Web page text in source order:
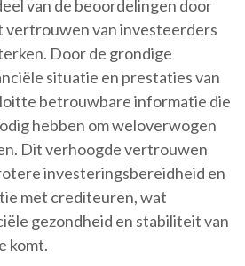
van de beoordelingen door
vertrouwen van investeerders
Door de grondige
situatie en prestaties van
betrouwbare informatie die
hebben om weloverwogen
Dit verhoogde vertrouwen
investeringsbereidheid en
met crediteuren, wat
gezondheid en stabiliteit van
komt.